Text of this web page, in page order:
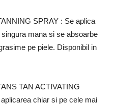
SPRAY : Se aplica
mana si se absoarbe
pe piele. Disponibil in
TAN ACTIVATING
chiar si pe cele mai